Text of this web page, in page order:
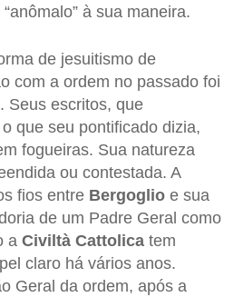
à sua maneira.
de jesuitismo de
com a ordem no passado foi
Seus escritos, que
que seu pontificado dizia,
fogueiras. Sua natureza
ou contestada. A
fios entre Bergoglio e sua
de um Padre Geral como
a Civiltà Cattolica tem
claro há vários anos.
Geral da ordem, após a